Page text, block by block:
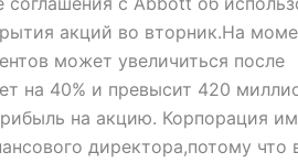
акций во вторник.На
может увеличиться после
на 40% и превысит 420
на акцию. Корпорация
директора,потому что